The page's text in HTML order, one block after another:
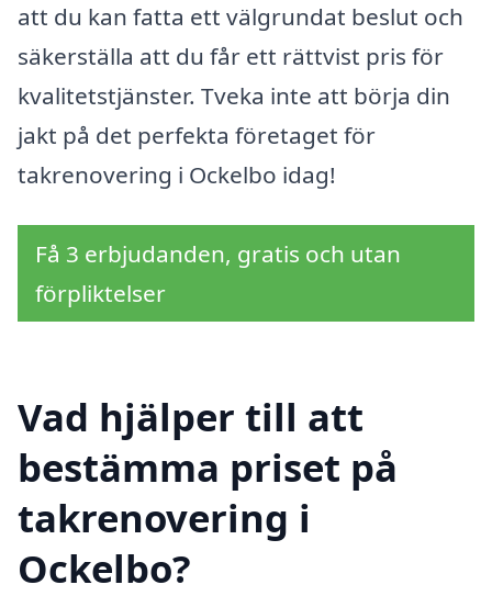
att du kan fatta ett välgrundat beslut och
säkerställa att du får ett rättvist pris för
kvalitetstjänster. Tveka inte att börja din
jakt på det perfekta företaget för
takrenovering i Ockelbo idag!
Få 3 erbjudanden, gratis och utan
förpliktelser
Vad hjälper till att
bestämma priset på
takrenovering i
Ockelbo?